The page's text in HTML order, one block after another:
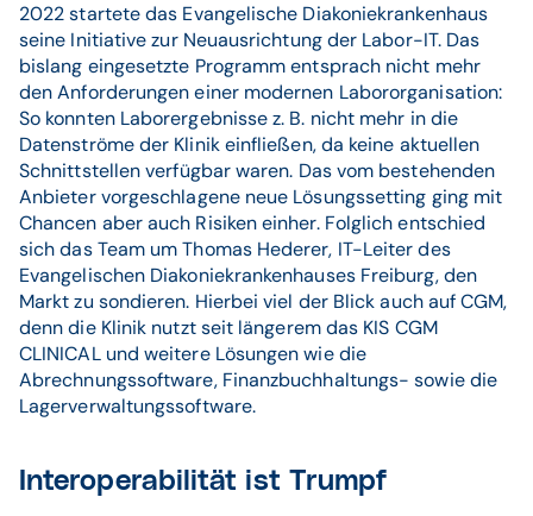
2022 startete das Evangelische Diakoniekrankenhaus
seine Initiative zur Neuausrichtung der Labor-IT. Das
bislang eingesetzte Programm entsprach nicht mehr
den Anforderungen einer modernen Labororganisation:
So konnten Laborergebnisse z. B. nicht mehr in die
Datenströme der Klinik einfließen, da keine aktuellen
Schnittstellen verfügbar waren. Das vom bestehenden
Anbieter vorgeschlagene neue Lösungssetting ging mit
Chancen aber auch Risiken einher. Folglich entschied
sich das Team um Thomas Hederer, IT-Leiter des
Evangelischen Diakoniekrankenhauses Freiburg, den
Markt zu sondieren. Hierbei viel der Blick auch auf CGM,
denn die Klinik nutzt seit längerem das KIS CGM
CLINICAL und weitere Lösungen wie die
Abrechnungssoftware, Finanzbuchhaltungs- sowie die
Lagerverwaltungssoftware.
Interoperabilität ist Trumpf